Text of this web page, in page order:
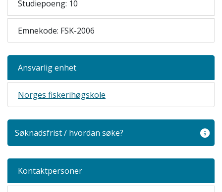
Studiepoeng: 10
Emnekode: FSK-2006
Ansvarlig enhet
Norges fiskerihøgskole
Søknadsfrist / hvordan søke?
Kontaktpersoner